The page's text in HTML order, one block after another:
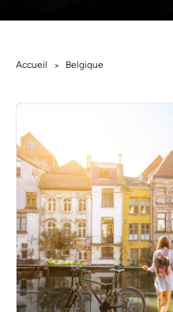
Accueil > Belgique